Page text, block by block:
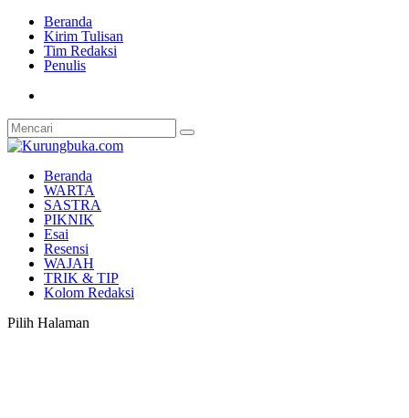
Beranda
Kirim Tulisan
Tim Redaksi
Penulis
Beranda
WARTA
SASTRA
PIKNIK
Esai
Resensi
WAJAH
TRIK & TIP
Kolom Redaksi
Pilih Halaman